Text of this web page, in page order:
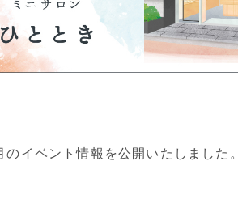
イベント情報を公開いたしました。